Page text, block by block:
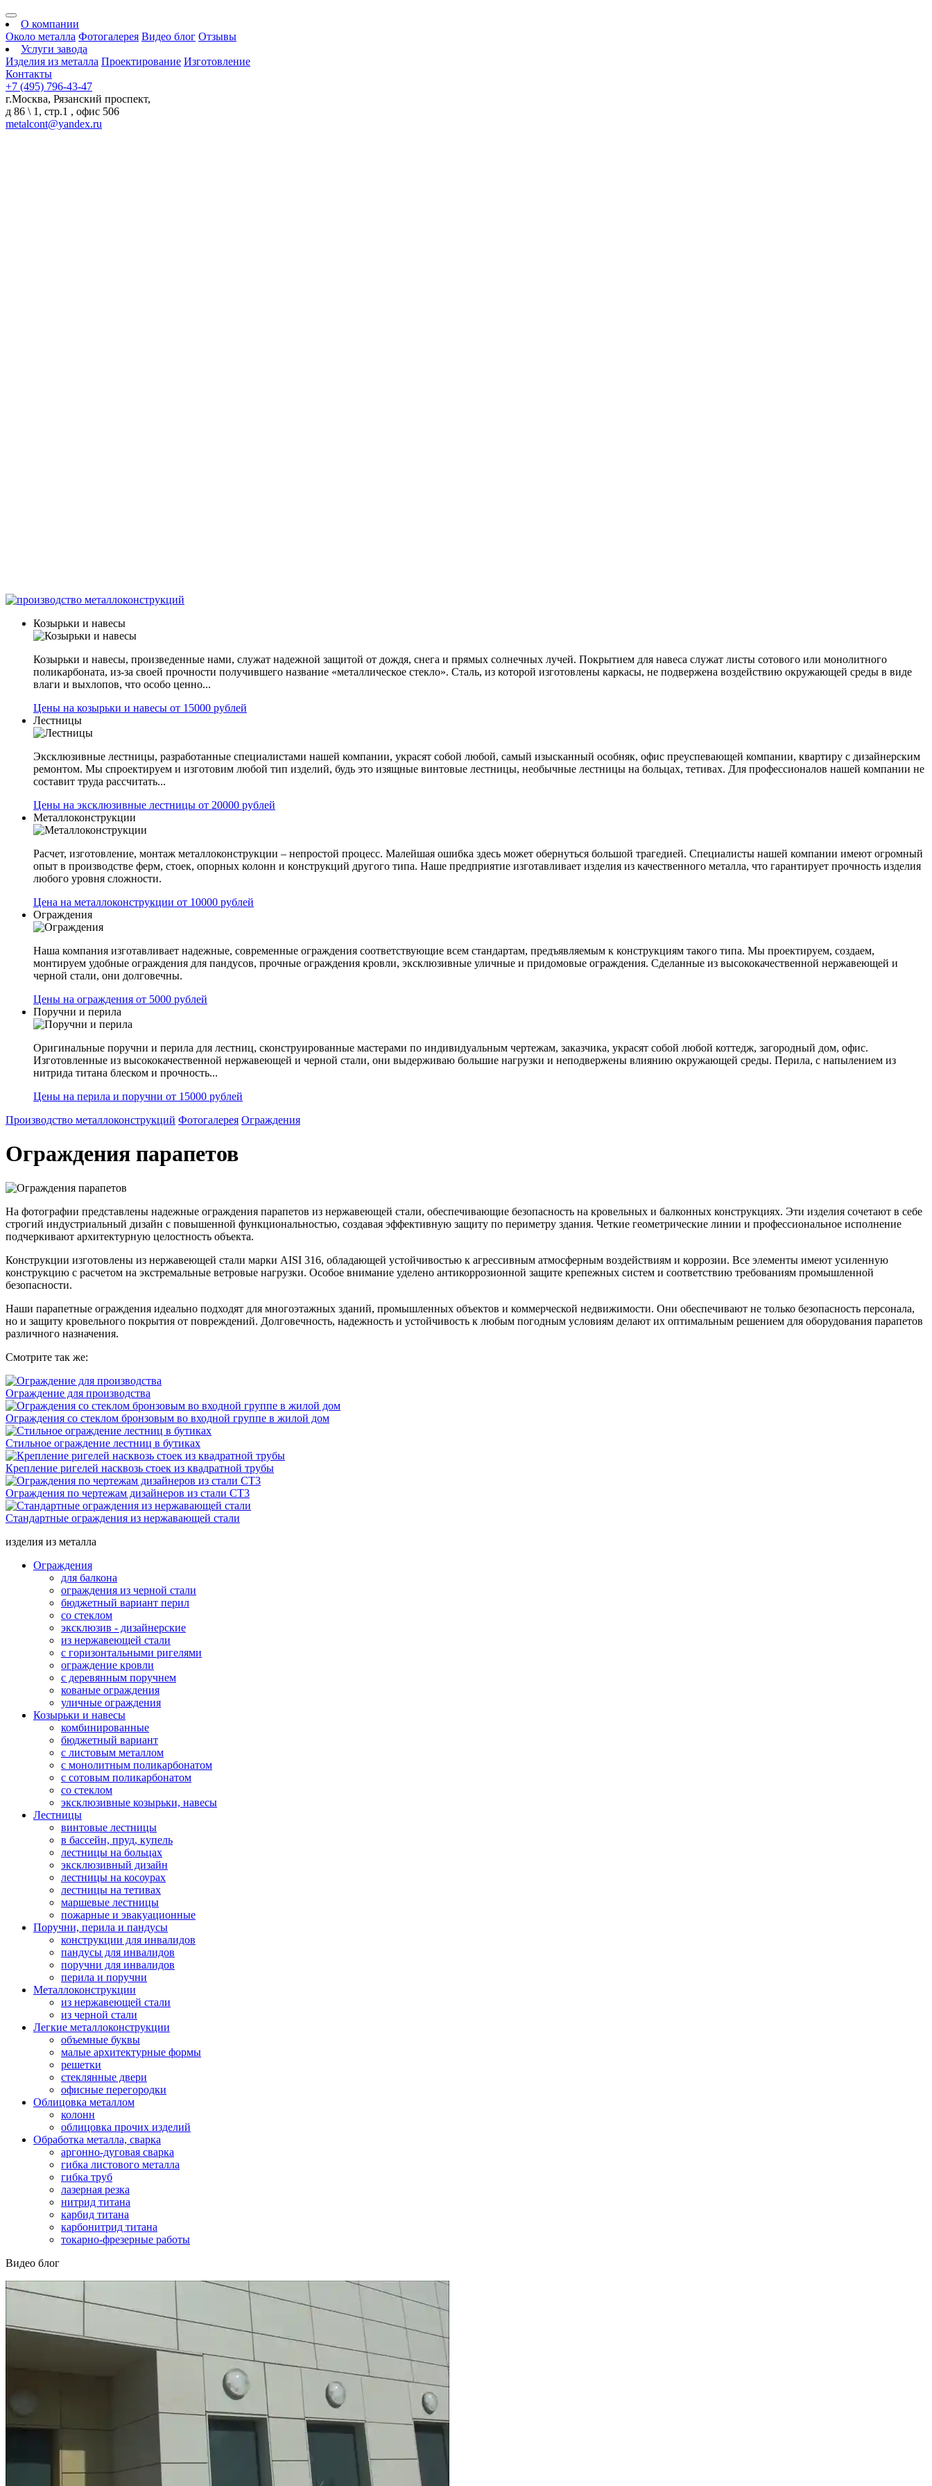
О компании
Около металла Фотогалерея Видео блог Отзывы
Услуги завода
Изделия из металла Проектирование Изготовление
Контакты
+7 (495) 796-43-47
г.Москва, Рязанский проспект,
д 86 \ 1, стр.1 , офис 506
metalcont@yandex.ru
Козырьки и навесы
Козырьки и навесы, произведенные нами, служат надежной защитой от дождя, снега и прямых солнечных лучей. Покрытием для навеса служат листы сотового или монолитного
поликарбоната, из-за своей прочности получившего название «металлическое стекло». Сталь, из которой изготовлены каркасы, не подвержена воздействию окружающей среды в виде
влаги и выхлопов, что особо ценно...
Цены на козырьки и навесы от 15000 рублей
Лестницы
Эксклюзивные лестницы, разработанные специалистами нашей компании, украсят собой любой, самый изысканный особняк, офис преуспевающей компании, квартиру с дизайнерским
ремонтом. Мы спроектируем и изготовим любой тип изделий, будь это изящные винтовые лестницы, необычные лестницы на больцах, тетивах. Для профессионалов нашей компании не
составит труда рассчитать...
Цены на эксклюзивные лестницы от 20000 рублей
Металлоконструкции
Расчет, изготовление, монтаж металлоконструкции – непростой процесс. Малейшая ошибка здесь может обернуться большой трагедией. Специалисты нашей компании имеют огромный
опыт в производстве ферм, стоек, опорных колонн и конструкций другого типа. Наше предприятие изготавливает изделия из качественного металла, что гарантирует прочность изделия
любого уровня сложности.
Цена на металлоконструкции от 10000 рублей
Ограждения
Наша компания изготавливает надежные, современные ограждения соответствующие всем стандартам, предъявляемым к конструкциям такого типа. Мы проектируем, создаем,
монтируем удобные ограждения для пандусов, прочные ограждения кровли, эксклюзивные уличные и придомовые ограждения. Сделанные из высококачественной нержавеющей и
черной стали, они долговечны.
Цены на ограждения от 5000 рублей
Поручни и перила
Оригинальные поручни и перила для лестниц, сконструированные мастерами по индивидуальным чертежам, заказчика, украсят собой любой коттедж, загородный дом, офис.
Изготовленные из высококачественной нержавеющей и черной стали, они выдерживаю большие нагрузки и неподвержены влиянию окружающей среды. Перила, с напылением из
нитрида титана блеском и прочность...
Цены на перила и поручни от 15000 рублей
Производство металлоконструкций Фотогалерея Ограждения
Ограждения парапетов
На фотографии представлены надежные ограждения парапетов из нержавеющей стали, обеспечивающие безопасность на кровельных и балконных конструкциях. Эти изделия сочетают в себе
строгий индустриальный дизайн с повышенной функциональностью, создавая эффективную защиту по периметру здания. Четкие геометрические линии и профессиональное исполнение
подчеркивают архитектурную целостность объекта.
Конструкции изготовлены из нержавеющей стали марки AISI 316, обладающей устойчивостью к агрессивным атмосферным воздействиям и коррозии. Все элементы имеют усиленную
конструкцию с расчетом на экстремальные ветровые нагрузки. Особое внимание уделено антикоррозионной защите крепежных систем и соответствию требованиям промышленной
безопасности.
Наши парапетные ограждения идеально подходят для многоэтажных зданий, промышленных объектов и коммерческой недвижимости. Они обеспечивают не только безопасность персонала,
но и защиту кровельного покрытия от повреждений. Долговечность, надежность и устойчивость к любым погодным условиям делают их оптимальным решением для оборудования парапетов
различного назначения.
Смотрите так же:
Ограждение для производства
Ограждения со стеклом бронзовым во входной группе в жилой дом
Стильное ограждение лестниц в бутиках
Крепление ригелей насквозь стоек из квадратной трубы
Ограждения по чертежам дизайнеров из стали СТ3
Стандартные ограждения из нержавающей стали
изделия из металла
Ограждения
для балкона
ограждения из черной стали
бюджетный вариант перил
со стеклом
эксклюзив - дизайнерские
из нержавеющей стали
с горизонтальными ригелями
ограждение кровли
с деревянным поручнем
кованые ограждения
уличные ограждения
Козырьки и навесы
комбинированные
бюджетный вариант
с листовым металлом
с монолитным поликарбонатом
с сотовым поликарбонатом
со стеклом
эксклюзивные козырьки, навесы
Лестницы
винтовые лестницы
в бассейн, пруд, купель
лестницы на больцах
эксклюзивный дизайн
лестницы на косоурах
лестницы на тетивах
маршевые лестницы
пожарные и эвакуационные
Поручни, перила и пандусы
конструкции для инвалидов
пандусы для инвалидов
поручни для инвалидов
перила и поручни
Металлоконструкции
из нержавеющей стали
из черной стали
Легкие металлоконструкции
объемные буквы
малые архитектурные формы
решетки
стеклянные двери
офисные перегородки
Облицовка металлом
колонн
облицовка прочих изделий
Обработка металла, сварка
аргонно-дуговая сварка
гибка листового металла
гибка труб
лазерная резка
нитрид титана
карбид титана
карбонитрид титана
токарно-фрезерные работы
Видео блог